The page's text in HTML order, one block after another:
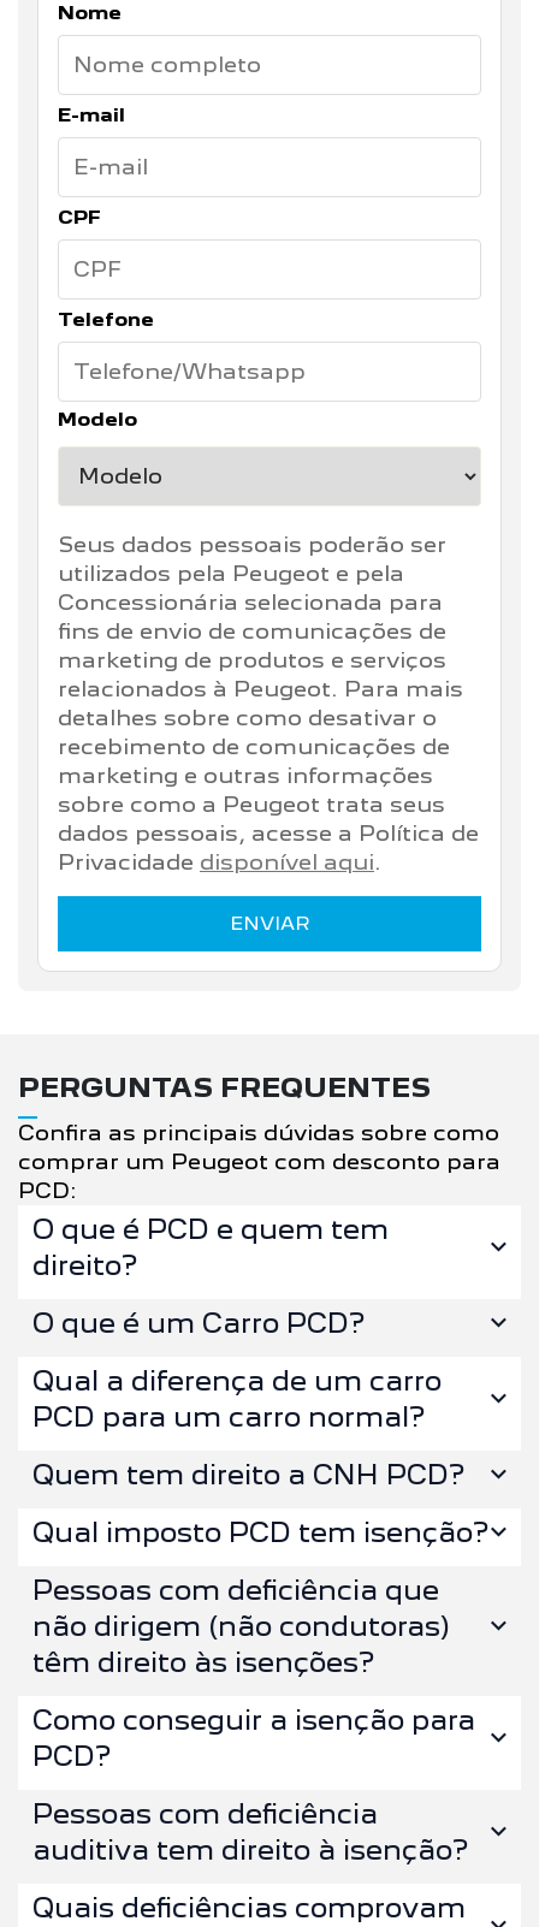
Nome
E-mail
CPF
Telefone
Modelo
Seus dados pessoais poderão ser
utilizados pela Peugeot e pela
Concessionária selecionada para
fins de envio de comunicações de
marketing de produtos e serviços
relacionados à Peugeot. Para mais
detalhes sobre como desativar o
recebimento de comunicações de
marketing e outras informações
sobre como a Peugeot trata seus
dados pessoais, acesse a Política de
Privacidade disponível aqui.
ENVIAR
PERGUNTAS FREQUENTES
Confira as principais dúvidas sobre como
comprar um Peugeot com desconto para
PCD:
O que é PCD e quem tem
direito?
O que é um Carro PCD?
Qual a diferença de um carro
PCD para um carro normal?
Quem tem direito a CNH PCD?
Qual imposto PCD tem isenção?
Pessoas com deficiência que
não dirigem (não condutoras)
têm direito às isenções?
Como conseguir a isenção para
PCD?
Pessoas com deficiência
auditiva tem direito à isenção?
Quais deficiências comprovam